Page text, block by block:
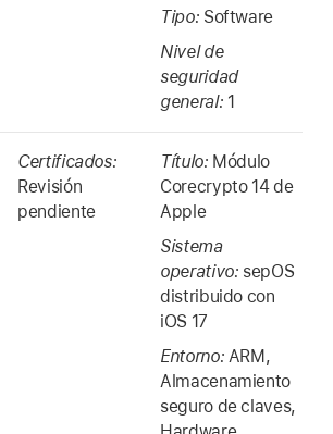
Tipo: Software
Nivel de
seguridad
general: 1
Certificados:
Revisión
pendiente
Título: Módulo
Corecrypto 14 de
Apple
Sistema
operativo: sepOS
distribuido con
iOS 17
Entorno: ARM,
Almacenamiento
seguro de claves,